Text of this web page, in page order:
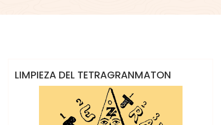
WICCA ☽✪☾
LIMPIEZA DEL TETRAGRANMATON